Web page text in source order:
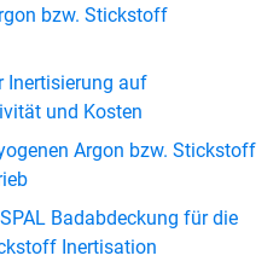
bzw. Stickstoff
Inertisierung auf
und Kosten
Argon bzw. Stickstoff
Badabdeckung für die
Inertisation